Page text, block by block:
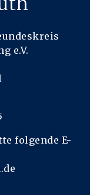
e.V.
folgende E-